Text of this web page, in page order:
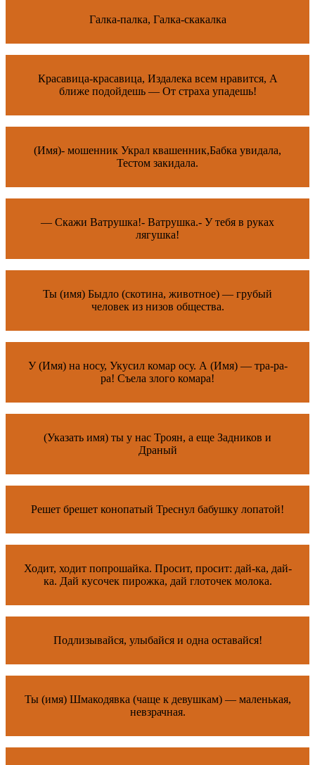
Галка-палка, Галка-скакалка
Красавица-красавица, Издалека всем нравится, А
ближе подойдешь — От страха упадешь!
(Имя)- мошенник Украл квашенник,Бабка увидала,
Тестом закидала.
— Скажи Ватрушка!- Ватрушка.- У тебя в руках
лягушка!
Ты (имя) Быдло (скотина, животное) — грубый
человек из низов общества.
У (Имя) на носу, Укусил комар осу. А (Имя) — тра-ра-
ра! Съела злого комара!
(Указать имя) ты у нас Троян, а еще Задников и
Драный
Решет брешет конопатый Треснул бабушку лопатой!
Ходит, ходит попрошайка. Просит, просит: дай-ка, дай-
ка. Дай кусочек пирожка, дай глоточек молока.
Подлизывайся, улыбайся и одна оставайся!
Ты (имя) Шмакодявка (чаще к девушкам) — маленькая,
невзрачная.